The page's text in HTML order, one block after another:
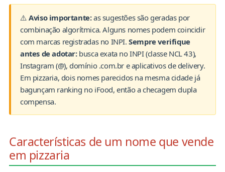
⚠️Aviso importante:as sugestões são geradas por
combinação algorítmica. Alguns nomes podem coincidir
com marcas registradas no INPI.Sempre verifique
antes de adotar:busca exata no INPI (classe NCL 43),
Instagram (@), domínio .com.br e aplicativos de delivery.
Em pizzaria, dois nomes parecidos na mesma cidade já
bagunçam ranking no iFood, então a checagem dupla
compensa.
Características de um nome que vende
em pizzaria